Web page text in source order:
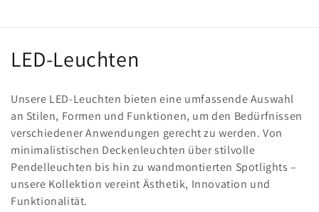
K
t
e
g
o
LED-Leuchten
Unsere LED-Leuchten bieten eine umfassende Auswahl
an Stilen, Formen und Funktionen, um den Bedürfnissen
verschiedener Anwendungen gerecht zu werden. Von
minimalistischen Deckenleuchten über stilvolle
Pendelleuchten bis hin zu wandmontierten Spotlights –
unsere Kollektion vereint Ästhetik, Innovation und
Funktionalität.